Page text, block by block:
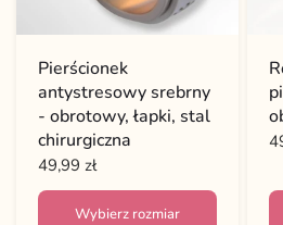
Pierścionek
antystresowy srebrny
- obrotowy, łapki, stal
chirurgiczna
49,99 zł
Wybierz rozmiar